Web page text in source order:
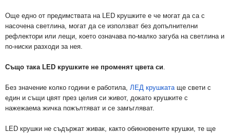
Още едно от предимствата на LED крушките е че могат да са с
насочена светлина, могат да се използват без допълнителни
рефлектори или лещи, което означава по-малко загуба на светлина и
по-ниски разходи за нея.
Също така LED крушките не променят цвета си
Без значение колко години е работила, ЛЕД крушката ще свети с
един и същи цвят през целия си живот, докато крушките с
нажежаема жичка пожълтяват и се замъгляват.
LED крушки не съдържат живак, както обикновените крушки, те ще